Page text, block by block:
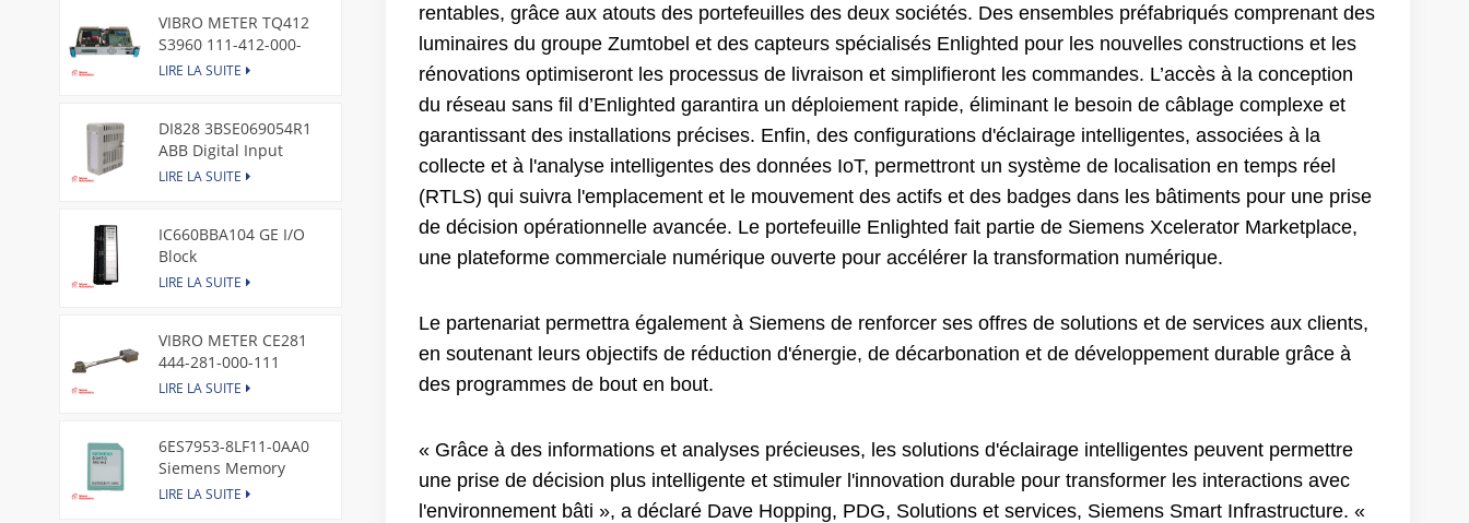
rentables, grâce aux atouts des portefeuilles des deux sociétés. Des ensembles préfabriqués comprenant des
luminaires du groupe Zumtobel et des capteurs spécialisés Enlighted pour les nouvelles constructions et les
rénovations optimiseront les processus de livraison et simplifieront les commandes. L’accès à la conception
du réseau sans fil d’Enlighted garantira un déploiement rapide, éliminant le besoin de câblage complexe et
garantissant des installations précises. Enfin, des configurations d'éclairage intelligentes, associées à la
collecte et à l'analyse intelligentes des données IoT, permettront un système de localisation en temps réel
(RTLS) qui suivra l'emplacement et le mouvement des actifs et des badges dans les bâtiments pour une prise
de décision opérationnelle avancée. Le portefeuille Enlighted fait partie de Siemens Xcelerator Marketplace,
une plateforme commerciale numérique ouverte pour accélérer la transformation numérique.
Le partenariat permettra également à Siemens de renforcer ses offres de solutions et de services aux clients,
en soutenant leurs objectifs de réduction d'énergie, de décarbonation et de développement durable grâce à
des programmes de bout en bout.
« Grâce à des informations et analyses précieuses, les solutions d'éclairage intelligentes peuvent permettre
une prise de décision plus intelligente et stimuler l'innovation durable pour transformer les interactions avec
l'environnement bâti », a déclaré Dave Hopping, PDG, Solutions et services, Siemens Smart Infrastructure. «
VIBRO METER TQ412
S3960 111-412-000-
013 Reverse Mount
LIRE LA SUITE
DI828 3BSE069054R1
ABB Digital Input
Module
LIRE LA SUITE
IC660BBA104 GE I/O
Block
LIRE LA SUITE
VIBRO METER CE281
444-281-000-111
Piezoelectric Pressure
LIRE LA SUITE
6ES7953-8LF11-0AA0
Siemens Memory
Card
LIRE LA SUITE